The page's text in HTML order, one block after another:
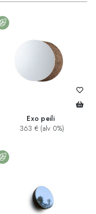
Exo peili
363 € (alv 0%)